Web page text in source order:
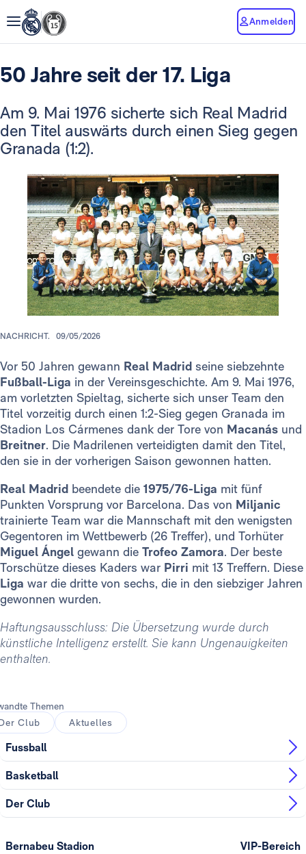
Anmelden
50 Jahre seit der 17. Liga
Am 9. Mai 1976 sicherte sich Real Madrid
den Titel auswärts durch einen Sieg gegen
Granada (1:2).
NACHRICHT. 09/05/2026
Vor 50 Jahren gewann Real Madrid seine siebzehnte
Fußball-Liga in der Vereinsgeschichte. Am 9. Mai 1976,
am vorletzten Spieltag, sicherte sich unser Team den
Titel vorzeitig durch einen 1:2-Sieg gegen Granada im
Stadion Los Cármenes dank der Tore von Macanás und
Breitner. Die Madrilenen verteidigten damit den Titel,
den sie in der vorherigen Saison gewonnen hatten.
Real Madrid beendete die 1975/76-Liga mit fünf
Punkten Vorsprung vor Barcelona. Das von Miljanic
trainierte Team war die Mannschaft mit den wenigsten
Gegentoren im Wettbewerb (26 Treffer), und Torhüter
Miguel Ángel gewann die Trofeo Zamora. Der beste
Torschütze dieses Kaders war Pirri mit 13 Treffern. Diese
Liga war die dritte von sechs, die in den siebziger Jahren
gewonnen wurden.
Haftungsausschluss: Die Übersetzung wurde durch
künstliche Intelligenz erstellt. Sie kann Ungenauigkeiten
enthalten.
Themen
Club
Aktuelles
Fussball
Basketball
Der Club
Bernabeu Stadion VIP-Bereich